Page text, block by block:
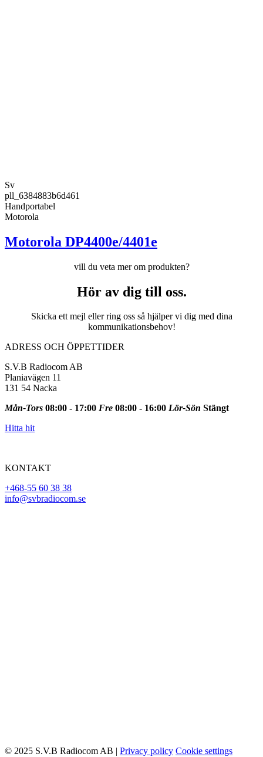
Sv
pll_6384883b6d461
Handportabel
Motorola
Motorola DP4400e/4401e
vill du veta mer om produkten?
Hör av dig till oss.
Skicka ett mejl eller ring oss så hjälper vi dig med dina
kommunikationsbehov!
ADRESS OCH ÖPPETTIDER
S.V.B Radiocom AB
Planiavägen 11
131 54 Nacka
Mån-Tors 08:00 - 17:00 Fre 08:00 - 16:00 Lör-Sön Stängt
Hitta hit
KONTAKT
+468-55 60 38 38
info@svbradiocom.se
© 2025 S.V.B Radiocom AB | Privacy policy Cookie settings